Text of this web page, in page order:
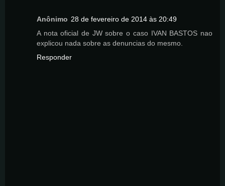
Anônimo 28 de fevereiro de 2014 às 20:49
A nota oficial de JW sobre o caso IVAN BASTOS nao
explicou nada sobre as denuncias do mesmo.
Responder